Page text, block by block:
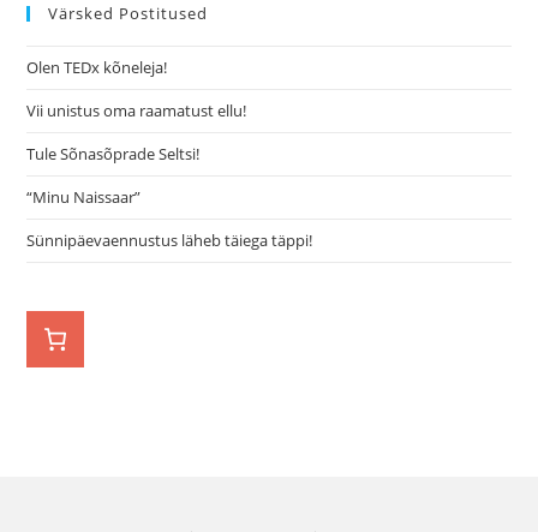
Värsked Postitused
Olen TEDx kõneleja!
Vii unistus oma raamatust ellu!
Tule Sõnasõprade Seltsi!
“Minu Naissaar”
Sünnipäevaennustus läheb täiega täppi!